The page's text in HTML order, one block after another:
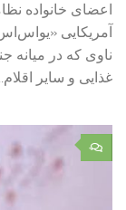
اعضای خانواده
آمریکایی
ناوی که در میانه
غذایی و سایر
۰